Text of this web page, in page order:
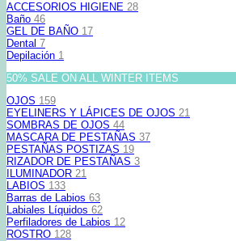
ACCESORIOS HIGIENE 28
Baño 46
GEL DE BAÑO 17
Dental 7
Depilación 1
50% SALE ON ALL WINTER ITEMS
OJOS 159
EYELINERS Y LÁPICES DE OJOS 21
SOMBRAS DE OJOS 44
MASCARA DE PESTAÑAS 37
PESTAÑAS POSTIZAS 19
RIZADOR DE PESTAÑAS 3
ILUMINADOR 21
LABIOS 133
Barras de Labios 63
Labiales Líquidos 62
Perfiladores de Labios 12
ROSTRO 128